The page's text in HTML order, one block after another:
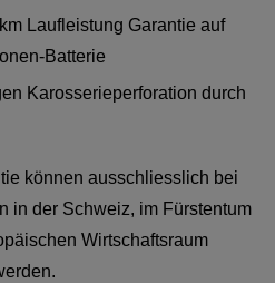
Laufleistung Garantie auf
Batterie
Karosserieperforation durch
können ausschliesslich bei
in der Schweiz, im Fürstentum
Wirtschaftsraum